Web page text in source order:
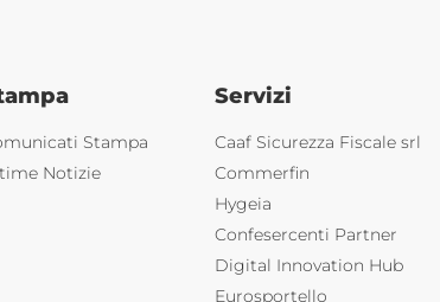
Stampa
Notizie
Servizi
Caaf Sicurezza Fiscale srl
Commerfin
Hygeia
Confesercenti Partner
Digital Innovation Hub
Eurosportello